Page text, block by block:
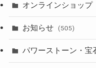
オンラインショップ
お知らせ (505)
パワーストーン・宝